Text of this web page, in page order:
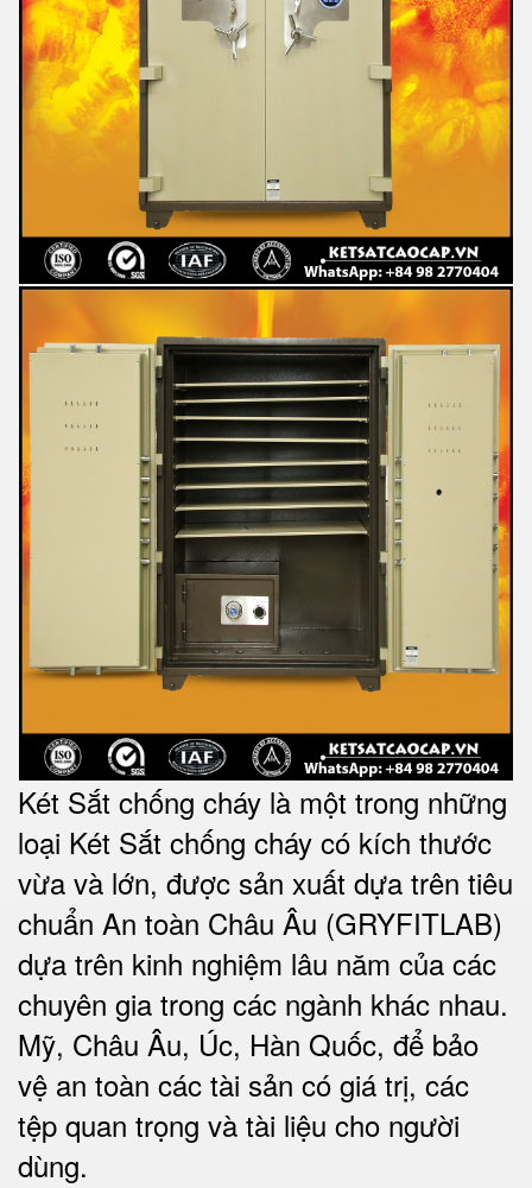
Két Sắt chống cháy là một trong những
loại Két Sắt chống cháy có kích thước
vừa và lớn, được sản xuất dựa trên tiêu
chuẩn An toàn Châu Âu (GRYFITLAB)
dựa trên kinh nghiệm lâu năm của các
chuyên gia trong các ngành khác nhau.
Mỹ, Châu Âu, Úc, Hàn Quốc, để bảo
vệ an toàn các tài sản có giá trị, các
tệp quan trọng và tài liệu cho người
dùng.